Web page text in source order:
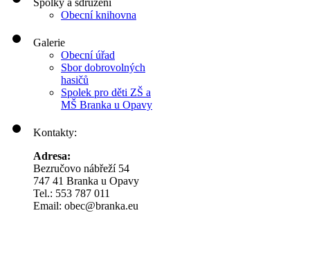
Spolky a sdružení
Obecní knihovna
Galerie
Obecní úřad
Sbor dobrovolných
hasičů
Spolek pro děti ZŠ a
MŠ Branka u Opavy
Kontakty:
Adresa:
Bezručovo nábřeží 54
747 41 Branka u Opavy
Tel.: 553 787 011
Email: obec@branka.eu